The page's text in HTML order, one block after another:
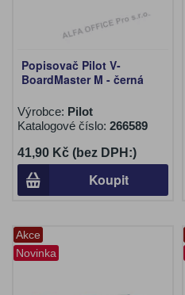
Popisovač Pilot V-
BoardMaster M - černá
Výrobce: Pilot
Katalogové číslo: 266589
41,90 Kč (bez DPH:)
Koupit
Akce
Novinka